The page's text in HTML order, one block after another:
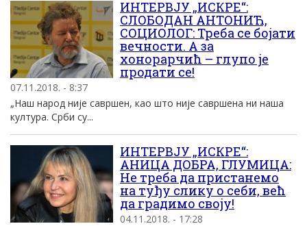
ИНТЕРВЈУ „ИСКРЕ“:
СЛОБОДАН АНТОНИЋ,
СОЦИОЛОГ: Треба се бојати
вечности. А за
хонорарчић – глупо је
продати се!
07.11.2018. - 8:37
„Наш народ није савршен, као што није савршена ни наша
култура. Срби су...
ИНТЕРВЈУ „ИСКРЕ“:
АНИЦА ДОБРА, ГЛУМИЦА:
Не треба да пристанемо
на туђу слику о себи, већ
да градимо своју!
04.11.2018. - 17:28